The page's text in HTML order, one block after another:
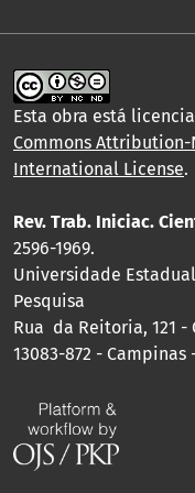
Esta obra está
Commons
International License.
Rev. Trab. Iniciac.
2596-1969.
Universidade
Pesquisa
Rua da Reitoria, 121
13083-872 - Campinas